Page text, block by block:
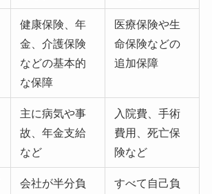
健康保険、年
金、介護保険
などの基本的
な保障
医療保険や生
命保険などの
追加保障
主に病気や事
故、年金支給
など
入院費、手術
費用、死亡保
険など
会社が半分負
すべて自己負